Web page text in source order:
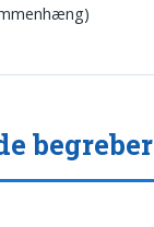
begreber